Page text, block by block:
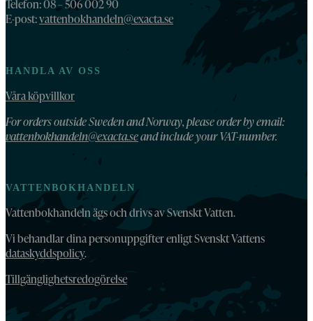
Telefon: 08 – 506 002 90
E-post:vattenbokhandeln@exacta.se
HANDLA AV OSS
Våra köpvillkor
For orders outside Sweden and Norway, please order by email:
vattenbokhandeln@exacta.seand include your VAT-number.
VATTENBOKHANDELN
Vattenbokhandeln ägs och drivs av Svenskt Vatten.
Vi behandlar dina personuppgifter enligt Svenskt Vattens
dataskyddspolicy.
Tillgänglighetsredogörelse